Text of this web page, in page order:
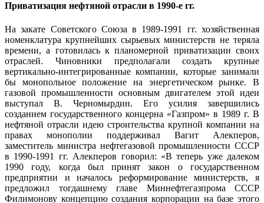
Приватизация нефтяной отрасли в 1990-е гг.
На закате Советского Союза в 1989-1991 гг. хозяйственная
номенклатура крупнейших сырьевых министерств не теряла
времени, а готовилась к планомерной приватизации своих
отраслей. Чиновники предполагали создать крупные
вертикально-интегрированные компании, которые занимали
бы монопольное положение на энергетическом рынке. В
газовой промышленности основным двигателем этой идеи
выступал В. Черномырдин. Его усилия завершились
созданием государственного концерна «Газпром» в 1989 г. В
нефтяной отрасли идею строительства крупной компании на
правах монополии поддерживал Вагит Алекперов,
заместитель министра нефтегазовой промышленности СССР
в 1990-1991 гг. Алекперов говорил: «В теперь уже далеком
1990 году, когда был принят закон о государственном
предприятии и началось реформирование министерств, я
предложил тогдашнему главе Миннефтегазпрома СССР
Филимонову концепцию создания корпорации на базе этого